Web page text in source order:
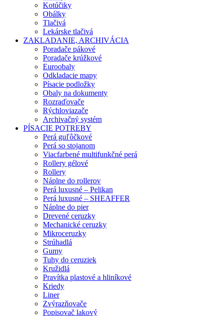
Kotúčiky
Obálky
Tlačivá
Lekárske tlačivá
ZAKLADANIE, ARCHIVÁCIA
Poradače pákové
Poradače krúžkové
Euroobaly
Odkladacie mapy
Písacie podložky
Obaly na dokumenty
Rozraďovače
Rýchloviazače
Archivačný systém
PÍSACIE POTREBY
Perá guľôčkové
Perá so stojanom
Viacfarbené multifunkčné perá
Rollery gélové
Rollery
Náplne do rollerov
Perá luxusné – Pelikan
Perá luxusné – SHEAFFER
Náplne do pier
Drevené ceruzky
Mechanické ceruzky
Mikroceruzky
Strúhadlá
Gumy
Tuhy do ceruziek
Kružidlá
Pravítka plastové a hliníkové
Kriedy
Liner
Zvýrazňovače
Popisovač lakový